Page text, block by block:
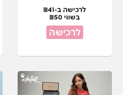
לרכישה ב-₪41
בשווי ₪50
לרכישה